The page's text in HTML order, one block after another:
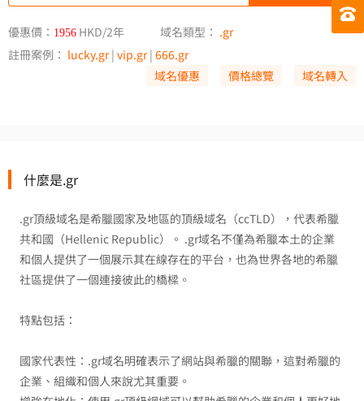
優惠價： 1956 HKD/2年 域名類型： .gr
註冊案例： lucky.gr | vip.gr | 666.gr
域名優惠
價格總覽 域名轉入
什麼是.gr
.gr頂級域名是希臘國家及地區的頂級域名（ccTLD），代表希臘
共和國（Hellenic Republic）。 .gr域名不僅為希臘本土的企業
和個人提供了一個展示其在線存在的平台，也為世界各地的希臘
社區提供了一個連接彼此的橋樑。
特點包括：
國家代表性：.gr域名明確表示了網站與希臘的關聯，這對希臘的
企業、組織和個人來說​​尤其重要。